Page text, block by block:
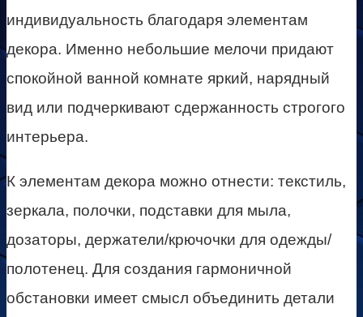
индивидуальность благодаря элементам
декора. Именно небольшие мелочи придают
спокойной ванной комнате яркий, нарядный
вид или подчеркивают сдержанность строгого
интерьера.
К элементам декора можно отнести: текстиль,
зеркала, полочки, подставки для мыла,
дозаторы, держатели/крючочки для одежды/
полотенец. Для создания гармоничной
обстановки имеет смысл объединить детали